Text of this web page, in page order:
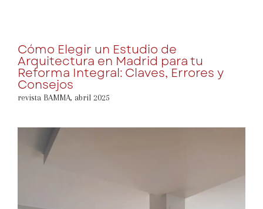
Cómo Elegir un Estudio de
Arquitectura en Madrid para tu
Reforma Integral: Claves, Errores y
Consejos
revista BAMMA, abril 2025